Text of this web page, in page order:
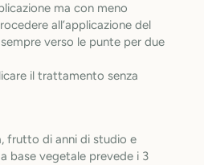
ma con meno
all’applicazione del
verso le punte per due
il trattamento senza
frutto di anni di studio e
base vegetale prevede i 3